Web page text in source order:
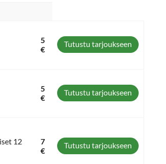
5
€
Tutustu tarjoukseen
5
€
Tutustu tarjoukseen
12
7
€
Tutustu tarjoukseen